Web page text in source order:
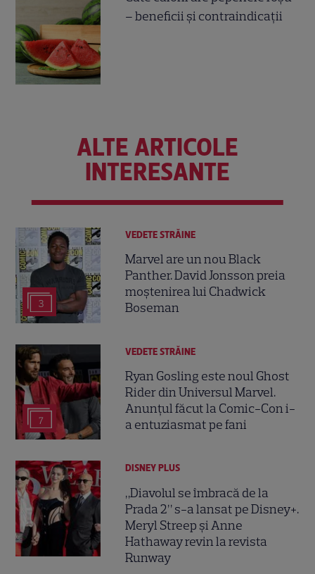
– beneficii și contraindicații
ALTE ARTICOLE
INTERESANTE
3
VEDETE STRĂINE
Marvel are un nou Black
Panther. David Jonsson preia
moștenirea lui Chadwick
Boseman
7
VEDETE STRĂINE
Ryan Gosling este noul Ghost
Rider din Universul Marvel.
Anunțul făcut la Comic-Con i-
a entuziasmat pe fani
DISNEY PLUS
„Diavolul se îmbracă de la
Prada 2” s-a lansat pe Disney+.
Meryl Streep și Anne
Hathaway revin la revista
Runway